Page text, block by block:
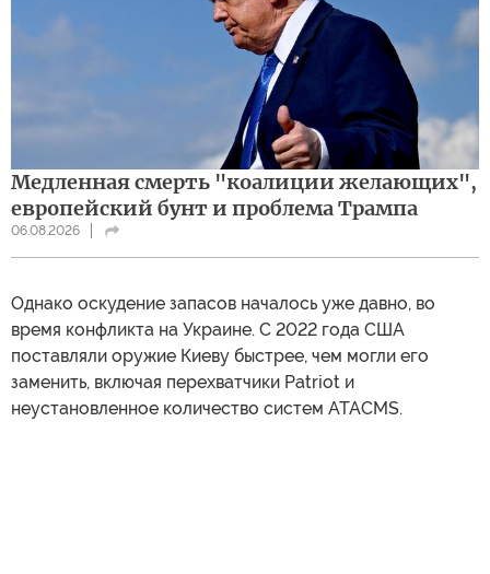
Медленная смерть "коалиции желающих",
европейский бунт и проблема Трампа
06.08.2026
Однако оскудение запасов началось уже давно, во
время конфликта на Украине. С 2022 года США
поставляли оружие Киеву быстрее, чем могли его
заменить, включая перехватчики Patriot и
неустановленное количество систем ATACMS.